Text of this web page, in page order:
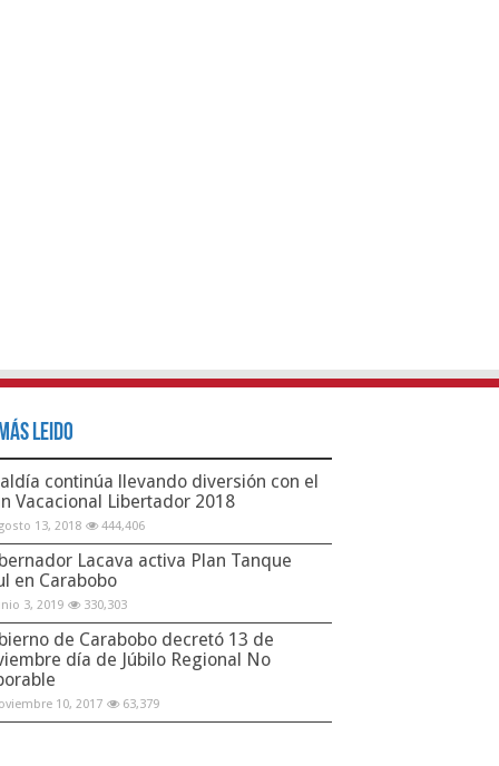
Leido
continúa llevando diversión con el
Vacacional Libertador 2018
13, 2018 444,406
Lacava activa Plan Tanque
en Carabobo
3, 2019 330,303
de Carabobo decretó 13 de
día de Júbilo Regional No
10, 2017 63,379